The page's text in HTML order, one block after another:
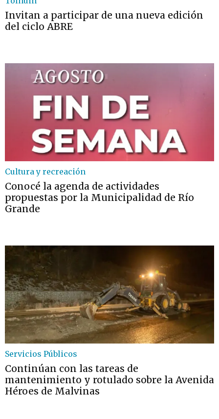
Invitan a participar de una nueva edición
del ciclo ABRE
Cultura y recreación
Conocé la agenda de actividades
propuestas por la Municipalidad de Río
Grande
Servicios Públicos
Continúan con las tareas de
mantenimiento y rotulado sobre la Avenida
Héroes de Malvinas